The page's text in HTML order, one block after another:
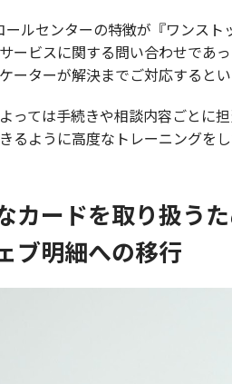
ールセンターの特徴が『ワンス
ービスに関する問い合わせであ
ーターが解決までご対応するとい
っては手続きや相談内容ごとに
るように高度なトレーニングをし
カードを取り扱う
ブ明細への移行